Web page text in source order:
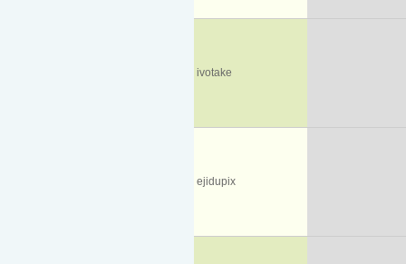
ivotake
ejidupix